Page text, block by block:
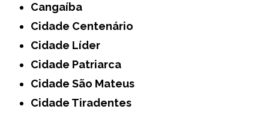
Cangaíba
Cidade Centenário
Cidade Líder
Cidade Patriarca
Cidade São Mateus
Cidade Tiradentes